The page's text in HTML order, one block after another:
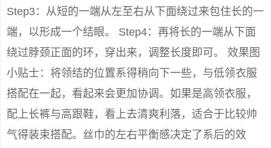
Step3：从短的一端从左至右从下面绕过来包住长的一
端，以形成一个结眼。 Step4：再将长的一端从下面
绕过脖颈正面的环，穿出来，调整长度即可。 效果图
小贴士：将领结的位置系得稍向下一些，与低领衣服
搭配在一起，看起来会更加协调。如果是高领衣服，
配上长裤与高跟鞋，看上去清爽利落，适合于比较帅
气得装束搭配。丝巾的左右平衡感决定了系后的效